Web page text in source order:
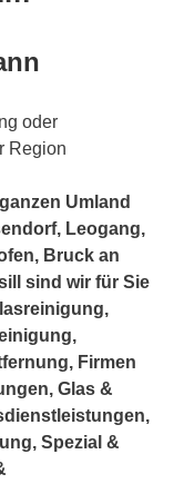
oder
Region
Umland
Leogang,
Bruck an
sind wir für Sie
Firmen
Glas &
Spezial &